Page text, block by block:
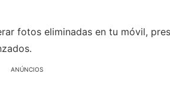
fotos eliminadas en tu móvil,
ANÚNCIOS